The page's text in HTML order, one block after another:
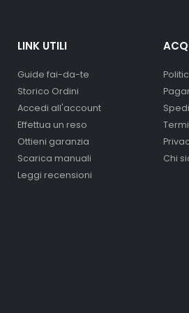
LINK UTILI
Guide fai-da-te
Storico Ordini
Accedi all'account
Effettua un reso
Ottieni garanzia
Scarica manuali
Leggi recensioni
Chi